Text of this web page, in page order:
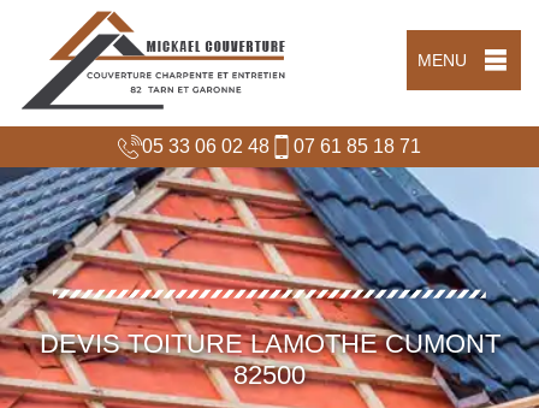
MENU
05 33 06 02 48 07 61 85 18 71
DEVIS TOITURE LAMOTHE CUMONT
82500